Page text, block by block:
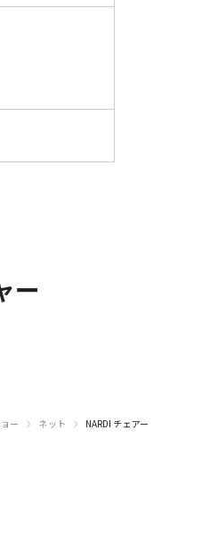
ー
ー › ネット › NARDI チェアー